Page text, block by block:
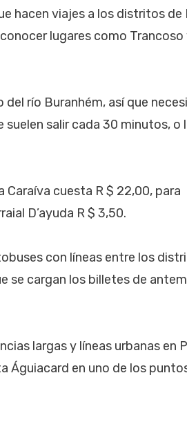
hacen viajes a los distritos de
lugares como Trancoso
río Buranhém, así que
suelen salir cada 30 minutos, o
Caraíva cuesta R $ 22,00, para
D’ayuda R $ 3,50.
con líneas entre los
se cargan los billetes de
largas y líneas urbanas en
Águiacard en uno de los